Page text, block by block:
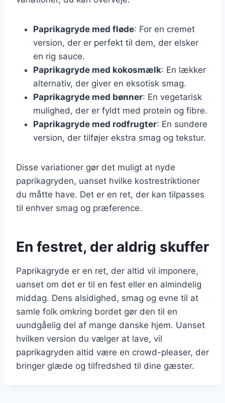
Paprikagryde med fløde: For en cremet
version, der er perfekt til dem, der elsker
en rig sauce.
Paprikagryde med kokosmælk: En lækker
alternativ, der giver en eksotisk smag.
Paprikagryde med bønner: En vegetarisk
mulighed, der er fyldt med protein og fibre.
Paprikagryde med rodfrugter: En sundere
version, der tilføjer ekstra smag og tekstur.
Disse variationer gør det muligt at nyde
paprikagryden, uanset hvilke kostrestriktioner
du måtte have. Det er en ret, der kan tilpasses
til enhver smag og præference.
En festret, der aldrig skuffer
Paprikagryde er en ret, der altid vil imponere,
uanset om det er til en fest eller en almindelig
middag. Dens alsidighed, smag og evne til at
samle folk omkring bordet gør den til en
uundgåelig del af mange danske hjem. Uanset
hvilken version du vælger at lave, vil
paprikagryden altid være en crowd-pleaser, der
bringer glæde og tilfredshed til dine gæster.